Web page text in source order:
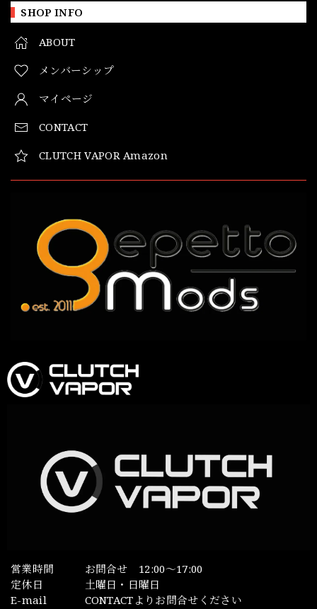
SHOP INFO
ABOUT
メンバーシップ
マイページ
CONTACT
CLUTCH VAPOR Amazon
営業時間
お問合せ 12:00～17:00
定休日
土曜日・日曜日
E-mail
CONTACTよりお問合せください